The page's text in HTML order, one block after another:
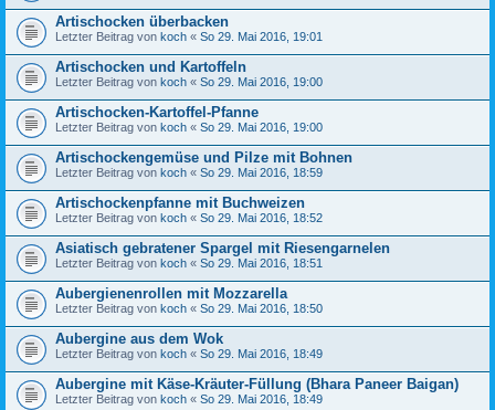
Artischocken überbacken
Letzter Beitrag von koch « So 29. Mai 2016, 19:01
Artischocken und Kartoffeln
Letzter Beitrag von koch « So 29. Mai 2016, 19:00
Artischocken-Kartoffel-Pfanne
Letzter Beitrag von koch « So 29. Mai 2016, 19:00
Artischockengemüse und Pilze mit Bohnen
Letzter Beitrag von koch « So 29. Mai 2016, 18:59
Artischockenpfanne mit Buchweizen
Letzter Beitrag von koch « So 29. Mai 2016, 18:52
Asiatisch gebratener Spargel mit Riesengarnelen
Letzter Beitrag von koch « So 29. Mai 2016, 18:51
Aubergienenrollen mit Mozzarella
Letzter Beitrag von koch « So 29. Mai 2016, 18:50
Aubergine aus dem Wok
Letzter Beitrag von koch « So 29. Mai 2016, 18:49
Aubergine mit Käse-Kräuter-Füllung (Bhara Paneer Baigan)
Letzter Beitrag von koch « So 29. Mai 2016, 18:49